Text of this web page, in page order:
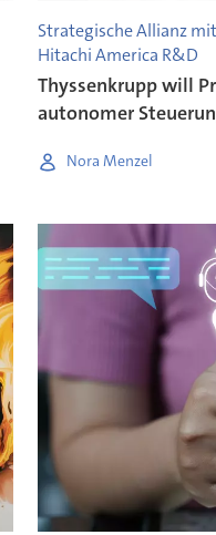
Strategische Allianz
Hitachi America R&D
Thyssenkrupp will
autonomer
Nora Menzel